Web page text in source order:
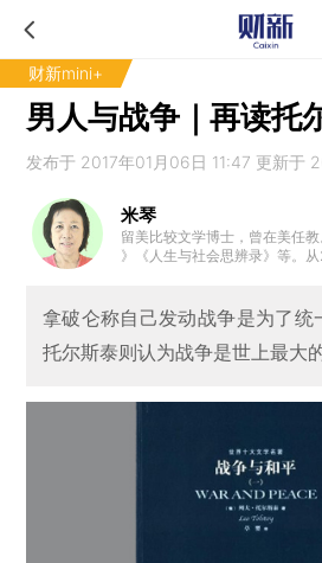
财新mini+
男人与战争｜再读
发布于 2017年01月06日 11:47 更新于
米琴
留美比较文学博士，曾在美任
》《人生与社会思辨录》等。从
拿破仑称自己发动战争是为了统
托尔斯泰则认为战争是世上最大